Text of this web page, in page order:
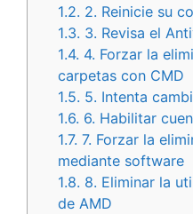
1.2. 2. Reinicie su
1.3. 3. Revisa el
1.4. 4. Forzar la
carpetas con CMD
1.5. 5. Intenta
1.6. 6. Habilitar
1.7. 7. Forzar la
mediante software
1.8. 8. Eliminar la
de AMD